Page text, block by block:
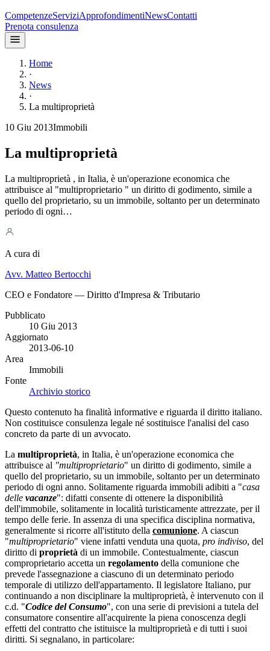
CompetenzeServiziApprofondimentiNewsContatti
Prenota consulenza
Home
·
News
·
La multiproprietà
10 Giu 2013Immobili
La multiproprietà
La multiproprietà , in Italia, è un'operazione economica che
attribuisce al "multiproprietario " un diritto di godimento, simile a
quello del proprietario, su un immobile, soltanto per un determinato
periodo di ogni…
A cura di
Avv. Matteo Bertocchi
CEO e Fondatore — Diritto d'Impresa & Tributario
Pubblicato
10 Giu 2013
Aggiornato
2013-06-10
Area
Immobili
Fonte
Archivio storico
Questo contenuto ha finalità informative e riguarda il diritto italiano.
Non costituisce consulenza legale né sostituisce l'analisi del caso
concreto da parte di un avvocato.
La multiproprietà, in Italia, è un'operazione economica che
attribuisce al "multiproprietario" un diritto di godimento, simile a
quello del proprietario, su un immobile, soltanto per un determinato
periodo di ogni anno. Solitamente riguarda immobili adibiti a "casa
delle vacanze": difatti consente di ottenere la disponibilità
dell'immobile, solitamente in località turisticamente attrezzate, per il
tempo delle ferie. In assenza di una specifica disciplina normativa,
generalmente si ricorre all'istituto della comunione. A ciascun
"multiproprietario" viene infatti venduta una quota, pro indiviso, del
diritto di proprietà di un immobile. Contestualmente, ciascun
comproprietario accetta un regolamento della comunione che
prevede l'assegnazione a ciascuno di un determinato periodo
temporale di utilizzo dell'appartamento. Il legislatore Italiano, pur
continuando a non disciplinare la multiproprietà, è intervenuto con il
c.d. "Codice del Consumo", con una serie di previsioni a tutela del
consumatore consentire all'acquirente la piena conoscenza degli
effetti del contratto che istituisce la multiproprietà e di tutti i suoi
diritti. Si segnalano, in particolare: